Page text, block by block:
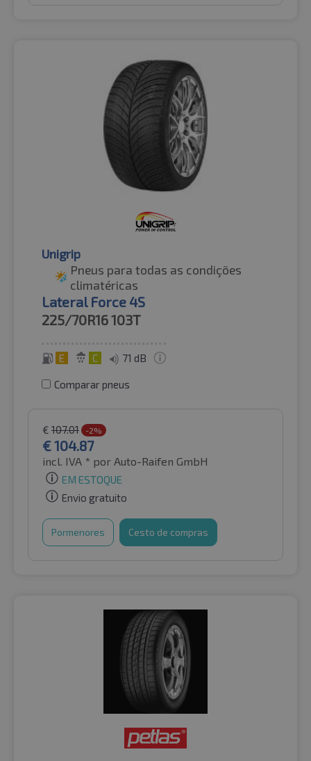
Unigrip
Pneus para todas as condições
climatéricas
Lateral Force 4S
225/70R16103T
E C 71 dB
Comparar pneus
€ 107.01 -2%
€104.87
incl. IVA * por Auto-Raifen GmbH
EM ESTOQUE
Envio gratuito
Pormenores Cesto de compras